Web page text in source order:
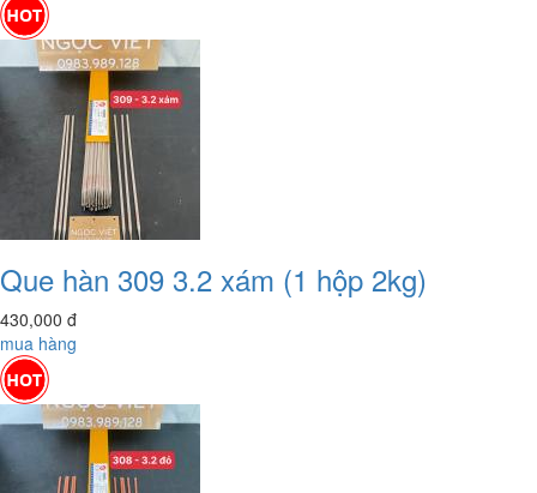
Que hàn 309 3.2 xám (1 hộp 2kg)
430,000 đ
mua hàng